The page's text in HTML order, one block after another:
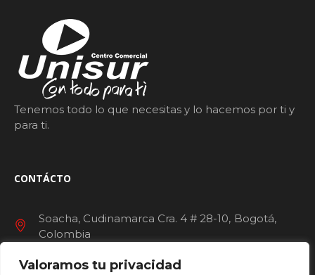
Valoramos tu privacidad
Tenemos todo lo que necesitas y lo hacemos por ti y
para ti.
CONTÁCTO
Soacha, Cudinamarca Cra. 4 # 28-10 Bogotá
Colombia
servicioalcliente@ccunisur.com